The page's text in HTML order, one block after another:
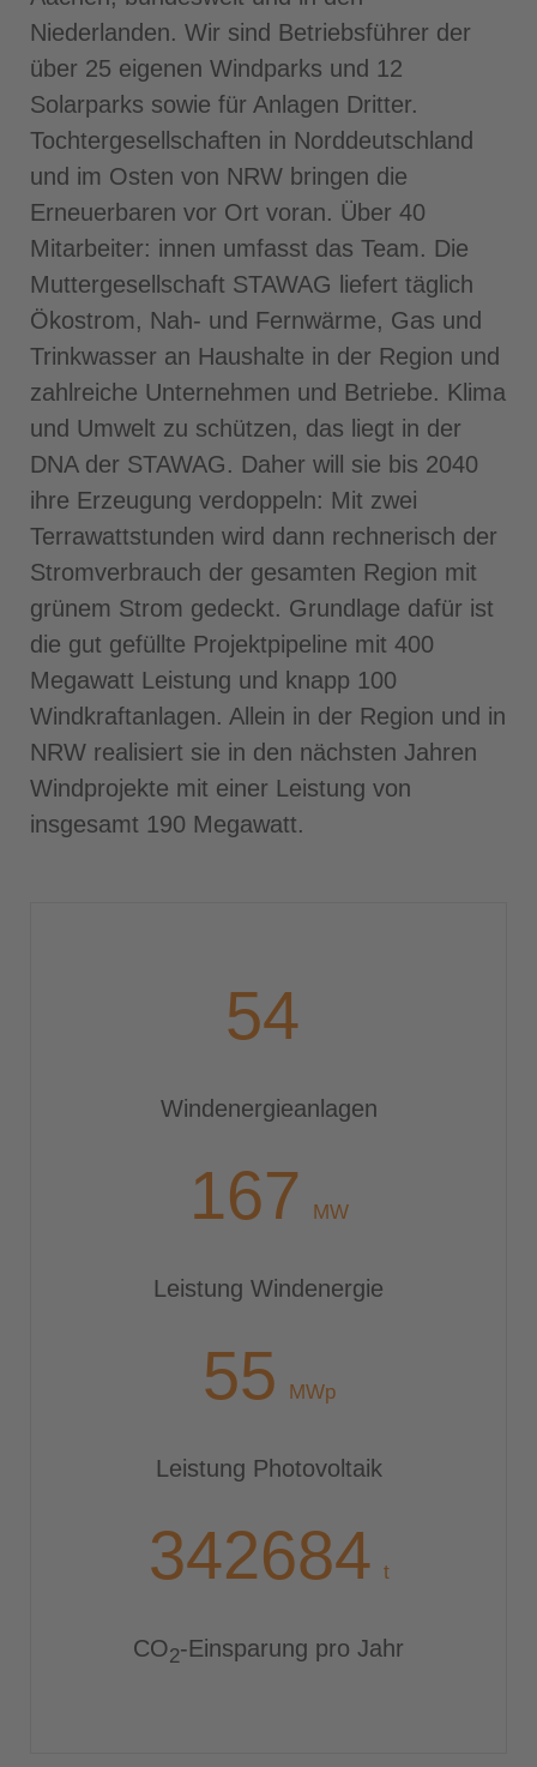
Niederlanden. Wir sind Betriebsführer der
über 25 eigenen Windparks und 12
Solarparks sowie für Anlagen Dritter.
Tochtergesellschaften in Norddeutschland
und im Osten von NRW bringen die
Erneuerbaren vor Ort voran. Über 40
Mitarbeiter: innen umfasst das Team. Die
Muttergesellschaft STAWAG liefert täglich
Ökostrom, Nah- und Fernwärme, Gas und
Trinkwasser an Haushalte in der Region und
zahlreiche Unternehmen und Betriebe. Klima
und Umwelt zu schützen, das liegt in der
DNA der STAWAG. Daher will sie bis 2040
ihre Erzeugung verdoppeln: Mit zwei
Terrawattstunden wird dann rechnerisch der
Stromverbrauch der gesamten Region mit
grünem Strom gedeckt. Grundlage dafür ist
die gut gefüllte Projektpipeline mit 400
Megawatt Leistung und knapp 100
Windkraftanlagen. Allein in der Region und in
NRW realisiert sie in den nächsten Jahren
Windprojekte mit einer Leistung von
insgesamt 190 Megawatt.
69
Wind­energie­anlagen
217 MW
Leistung Wind­energie
72 MWp
Leistung Photo­voltaik
444553 t
CO2-Einsparung pro Jahr